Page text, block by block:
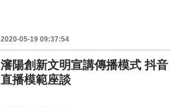
2020-05-19 09:37:54
瀋陽創新文明宣講傳播模式 抖音
直播模範座談